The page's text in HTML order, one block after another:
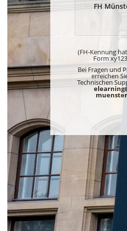
FH
(FH-Kennung
Form
Bei Fragen und
erreichen
Technischen